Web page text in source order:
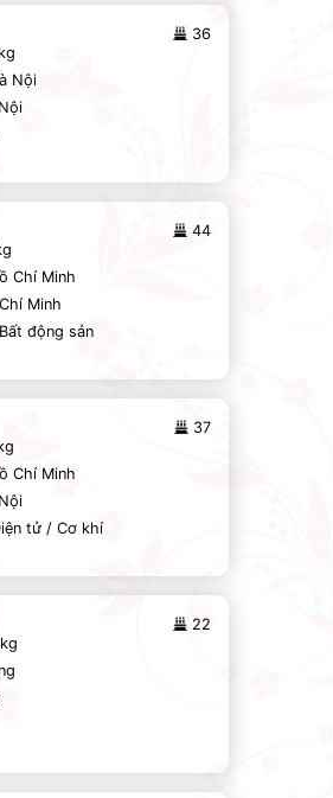
36
Nội
44
Chí Minh
Minh
động sản
37
Chí Minh
tử / Cơ khí
22